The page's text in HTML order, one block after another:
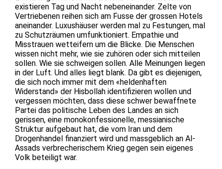
existieren Tag und Nacht nebeneinander. Zelte von
Vertriebenen reihen sich am Fusse der grossen Hotels
aneinander. Luxushäuser werden mal zu Festungen, mal
zu Schutzräumen umfunktioniert. Empathie und
Misstrauen wetteifern um die Blicke. Die Menschen
wissen nicht mehr, wie sie zuhören oder sich mitteilen
sollen. Wie sie schweigen sollen. Alle Meinungen liegen
in der Luft. Und alles liegt blank. Da gibt es diejenigen,
die sich noch immer mit dem «heldenhaften
Widerstand» der Hisbollah identifizieren wollen und
vergessen möchten, dass diese schwer bewaffnete
Partei das politische Leben des Landes an sich
gerissen, eine monokonfessionelle, messianische
Struktur aufgebaut hat, die vom Iran und dem
Drogenhandel finanziert wird und massgeblich an Al-
Assads verbrecherischem Krieg gegen sein eigenes
Volk beteiligt war.